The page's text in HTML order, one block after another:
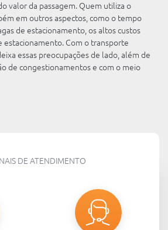
valor da passagem. Quem utiliza o
em outros aspectos, como o tempo
de estacionamento, os altos custos
estacionamento. Com o transporte
essas preocupações de lado, além de
de congestionamentos e com o meio
DE ATENDIMENTO